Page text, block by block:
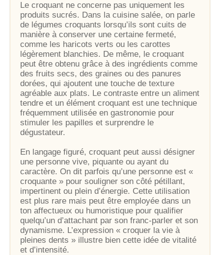
Le croquant ne concerne pas uniquement les
produits sucrés. Dans la cuisine salée, on parle
de légumes croquants lorsqu’ils sont cuits de
manière à conserver une certaine fermeté,
comme les haricots verts ou les carottes
légèrement blanchies. De même, le croquant
peut être obtenu grâce à des ingrédients comme
des fruits secs, des graines ou des panures
dorées, qui ajoutent une touche de texture
agréable aux plats. Le contraste entre un aliment
tendre et un élément croquant est une technique
fréquemment utilisée en gastronomie pour
stimuler les papilles et surprendre le
dégustateur.
En langage figuré, croquant peut aussi désigner
une personne vive, piquante ou ayant du
caractère. On dit parfois qu’une personne est «
croquante » pour souligner son côté pétillant,
impertinent ou plein d’énergie. Cette utilisation
est plus rare mais peut être employée dans un
ton affectueux ou humoristique pour qualifier
quelqu’un d’attachant par son franc-parler et son
dynamisme. L’expression « croquer la vie à
pleines dents » illustre bien cette idée de vitalité
et d’intensité.